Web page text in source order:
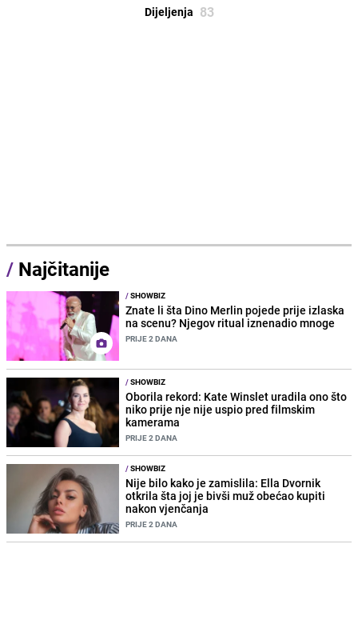
Dijeljenja 83
/ Najčitanije
/SHOWBIZ
Znate li šta Dino Merlin pojede prije izlaska
na scenu? Njegov ritual iznenadio mnoge
PRIJE 2 DANA
/SHOWBIZ
Oborila rekord: Kate Winslet uradila ono što
niko prije nje nije uspio pred filmskim
kamerama
PRIJE 2 DANA
/SHOWBIZ
Nije bilo kako je zamislila: Ella Dvornik
otkrila šta joj je bivši muž obećao kupiti
nakon vjenčanja
PRIJE 2 DANA